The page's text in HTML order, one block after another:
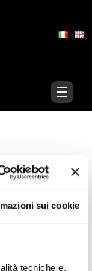
sui cookie
tecniche e,
,Rating |